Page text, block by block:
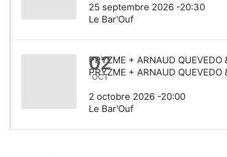
25 septembre 2026 -20:30
Le Bar'Ouf
02
OCT
PRYZME + ARNAUD QUEVEDO
PRYZME + ARNAUD
2 octobre 2026 -20:00
Le Bar'Ouf